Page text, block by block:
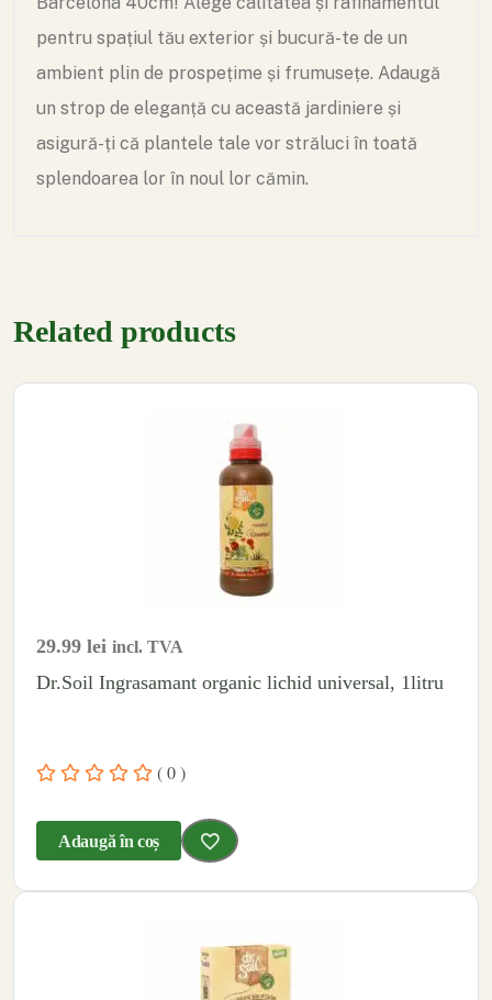
pentru spațiul tău exterior și bucură-te de un
ambient plin de prospețime și frumusețe. Adaugă
un strop de eleganță cu această jardiniere și
asigură-ți că plantele tale vor străluci în toată
splendoarea lor în noul lor cămin.
Related products
29.99 lei incl. TVA
Dr.Soil Ingrasamant organic lichid universal, 1litru
( 0 )
Adaugă în coș